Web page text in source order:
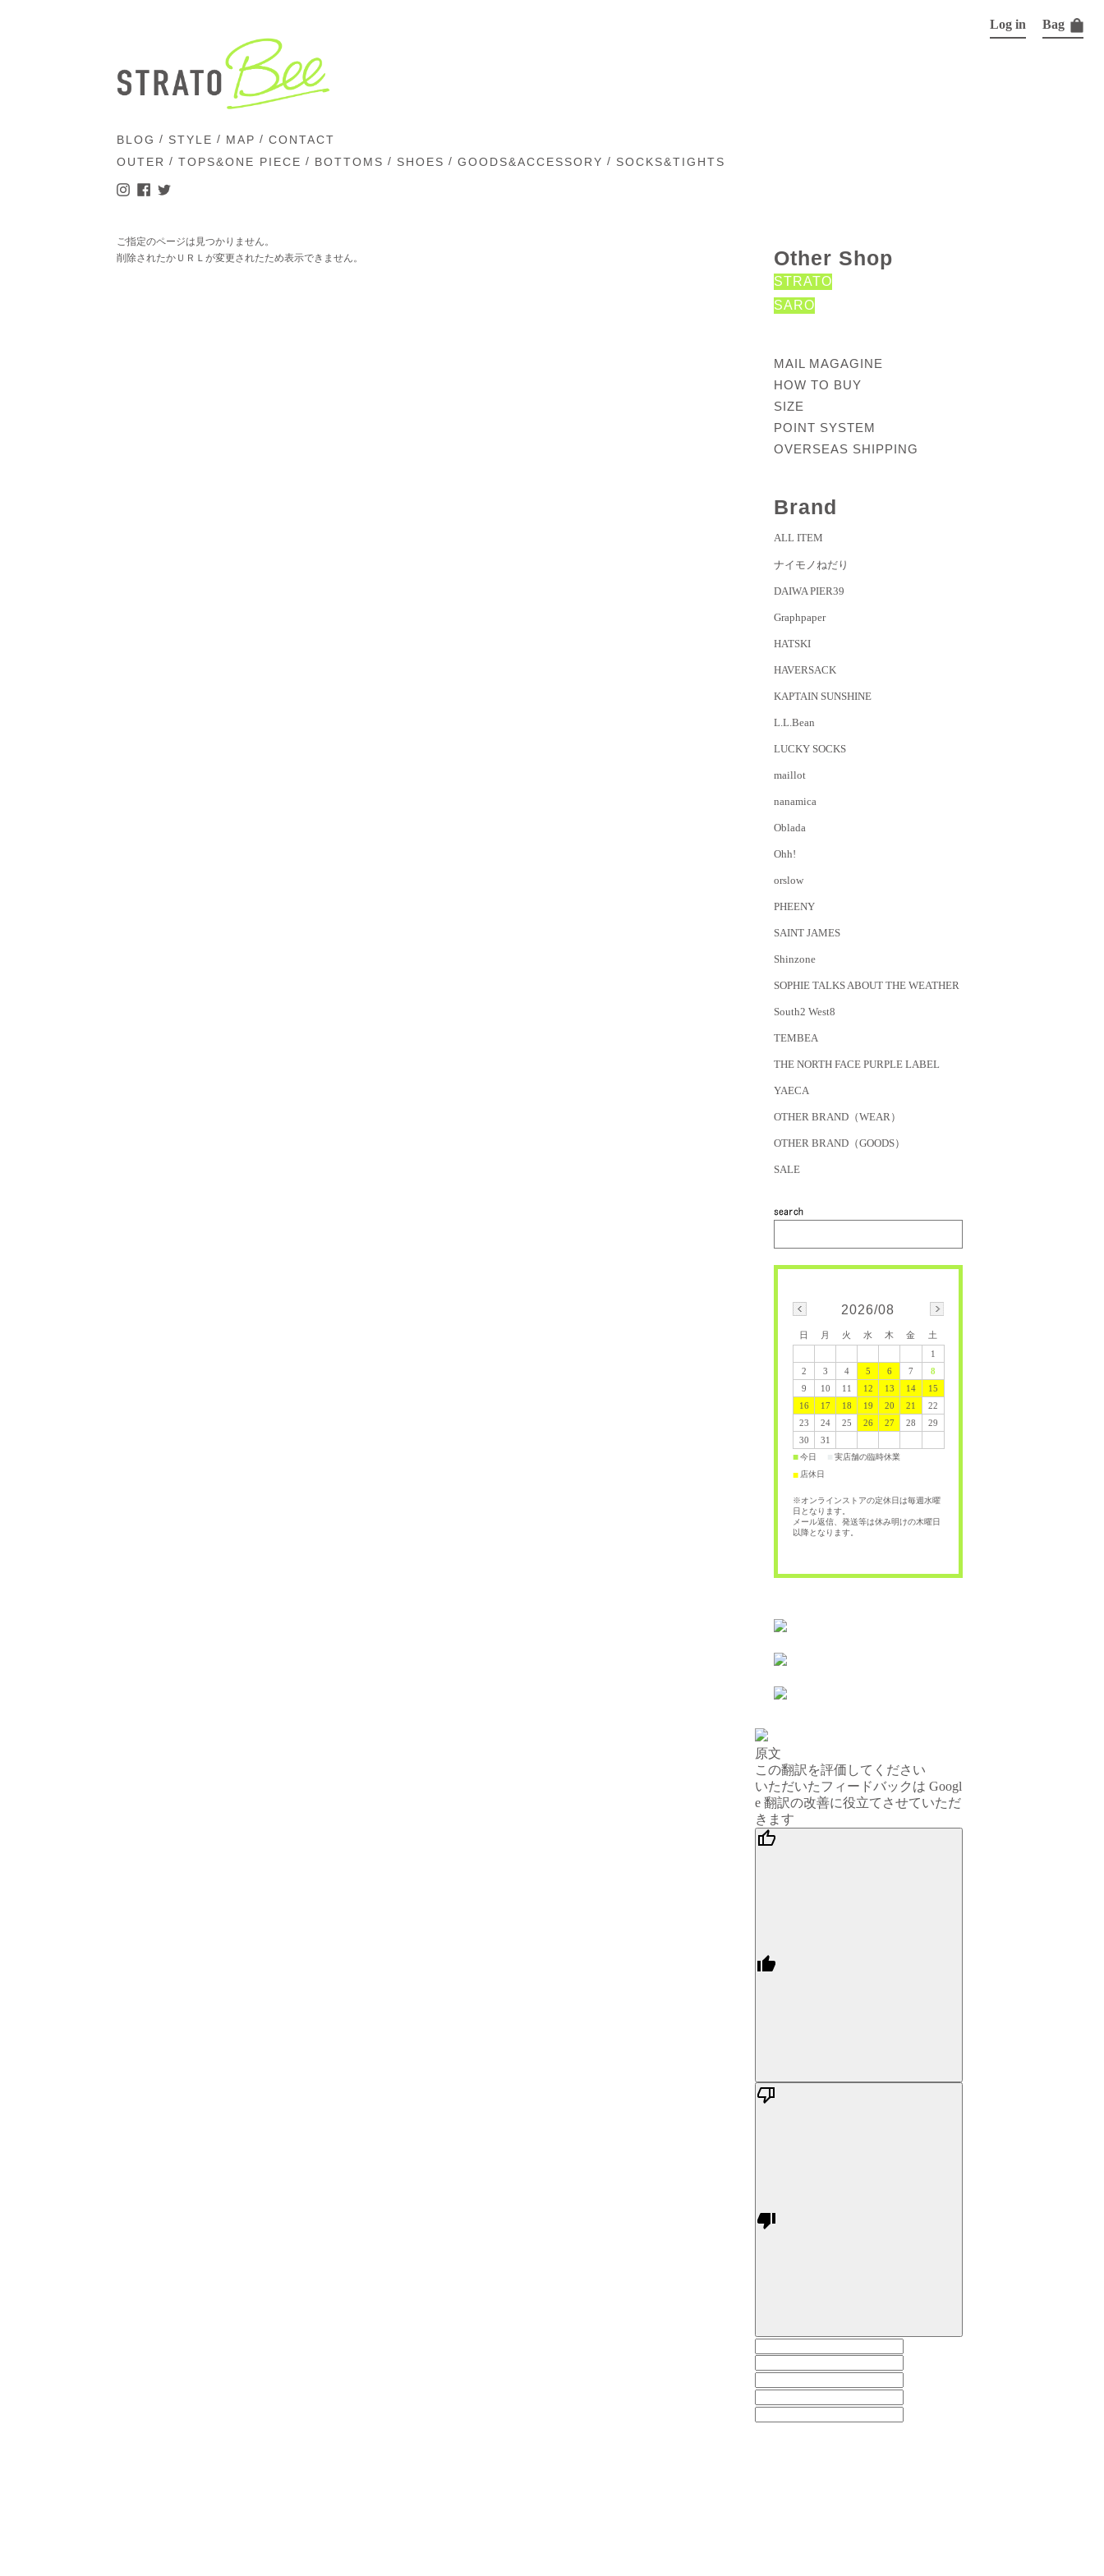
BLOG / STYLE / MAP / CONTACT
OUTER / TOPS&ONE PIECE / BOTTOMS / SHOES / GOODS&ACCESSORY / SOCKS&TIGHTS
Log in Bag
ご指定のページは見つかりません。
削除されたかＵＲＬが変更されたため表示できません。
Other Shop
STRATO
SARO
MAIL MAGAGINE
HOW TO BUY
SIZE
POINT SYSTEM
OVERSEAS SHIPPING
Brand
ALL ITEM
ナイモノねだり
DAIWA PIER39
Graphpaper
HATSKI
HAVERSACK
KAPTAIN SUNSHINE
L.L.Bean
LUCKY SOCKS
maillot
nanamica
Oblada
Ohh!
orslow
PHEENY
SAINT JAMES
Shinzone
SOPHIE TALKS ABOUT THE WEATHER
South2 West8
TEMBEA
THE NORTH FACE PURPLE LABEL
YAECA
OTHER BRAND（WEAR）
OTHER BRAND（GOODS）
SALE
2026/08
日 月 火 水 木 金
土
1
2
3 4 5 6 7
8
9
10 11 12 13 14
15
16
17 18 19 20 21
22
23
24 25 26 27 28
29
30
31
■今日 実店舗の臨時休業
■ 店休日
※オンラインストアの定休日は毎週水曜
日となります。
メール返信、発送等は休み明けの木曜日
以降となります。
原文
この翻訳を評価してください
いただいたフィードバックは Googl
e 翻訳の改善に役立てさせていただ
きます